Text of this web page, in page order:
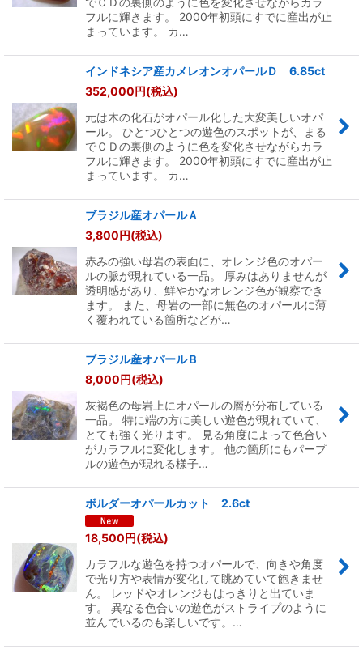
フルに輝きます。 2000年初頭にすでに産出が止
まっています。 カ…
インドネシア産カメレオンオパールＤ 6.85ct
352,000円(税込)
元は木の化石がオパール化した大変美しいオパ
ール。 ひとつひとつの遊色のスポットが、まる
でＣＤの裏側のように色を変化させながらカラ
フルに輝きます。 2000年初頭にすでに産出が止
まっています。 カ…
ブラジル産オパールＡ
3,800円(税込)
赤みの強い母岩の表面に、オレンジ色のオパー
ルの脈が現れている一品。 厚みはありませんが
透明感があり、鮮やかなオレンジ色が観察でき
ます。 また、母岩の一部に無色のオパールに薄
く覆われている箇所などが…
ブラジル産オパールＢ
8,000円(税込)
灰褐色の母岩上にオパールの層が分布している
一品。 特に端の方に美しい遊色が現れていて、
とても強く光ります。 見る角度によって色合い
がカラフルに変化します。 他の箇所にもパープ
ルの遊色が現れる様子…
ボルダーオパールカット 2.6ct
18,500円(税込)
カラフルな遊色を持つオパールで、向きや角度
で光り方や表情が変化して眺めていて飽きませ
ん。 レッドやオレンジもはっきりと出ていま
す。 異なる色合いの遊色がストライプのように
並んでいるのも楽しいです。…